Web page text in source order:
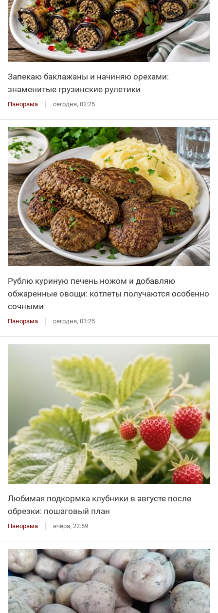
Запекаю баклажаны и начиняю орехами:
знаменитые грузинские рулетики
Панорама сегодня, 02:25
Рублю куриную печень ножом и добавляю
обжаренные овощи: котлеты получаются особенно
сочными
Панорама сегодня, 01:25
Любимая подкормка клубники в августе после
обрезки: пошаговый план
Панорама вчера, 22:59